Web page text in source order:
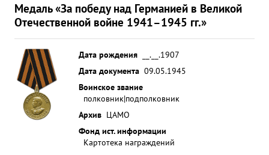
Медаль «За победу над Германией в Великой
Отечественной войне 1941–1945 гг.»
Дата рождения
__.__.1907
Дата документа 09.05.1945
Воинское звание
полковник|подполковник
Архив ЦАМО
Фонд ист. информации
Картотека награждений